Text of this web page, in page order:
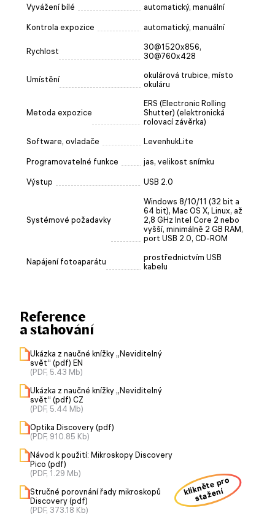
Vyvážení bílé automatický, manuální
Kontrola expozice automatický, manuální
Rychlost
30@1520x856,
30@760x428
Umístění
okulárová trubice, místo
okuláru
Metoda expozice
ERS (Electronic Rolling
Shutter) (elektronická
rolovací závěrka)
Software, ovladače LevenhukLite
Programovatelné funkce jas, velikost snímku
Výstup USB 2.0
Systémové požadavky
Windows 8/10/11 (32 bit a
64 bit), Mac OS X, Linux, až
2,8 GHz Intel Core 2 nebo
vyšší, minimálně 2 GB RAM,
port USB 2.0, CD-ROM
Napájení fotoaparátu
prostřednictvím USB
kabelu
Reference
a stahování
Ukázka z naučné knížky „Neviditelný
svět“ (pdf) EN
(PDF, 5.43 Mb)
Ukázka z naučné knížky „Neviditelný
svět“ (pdf) CZ
(PDF, 5.44 Mb)
Optika Discovery (pdf)
(PDF, 910.85 Kb)
Návod k použití: Mikroskopy Discovery
Pico (pdf)
(PDF, 1.29 Mb)
Stručné porovnání řady mikroskopů
Discovery (pdf)
(PDF, 373.18 Kb)
klikněte pro
stažení